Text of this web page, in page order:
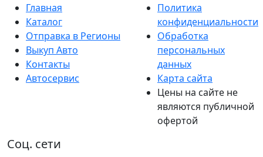
Главная
Каталог
Отправка в Регионы
Выкуп Авто
Контакты
Автосервис
Политика
конфиденциальности
Обработка
персональных
данных
Карта сайта
Цены на сайте не
являются публичной
офертой
Соц. сети